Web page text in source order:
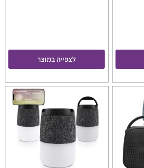
לצפייה במוצר